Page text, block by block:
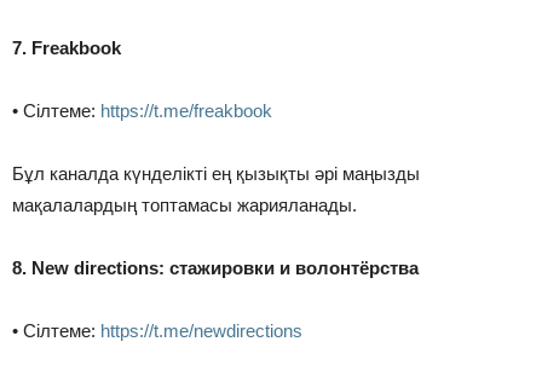
7. Freakbook
• Cілтеме: https://t.me/freakbook
Бұл каналда күнделікті ең қызықты әрі маңызды
мақалалардың топтамасы жарияланады.
8. New directions: стажировки и волонтёрства
• Сілтеме: https://t.me/newdirections